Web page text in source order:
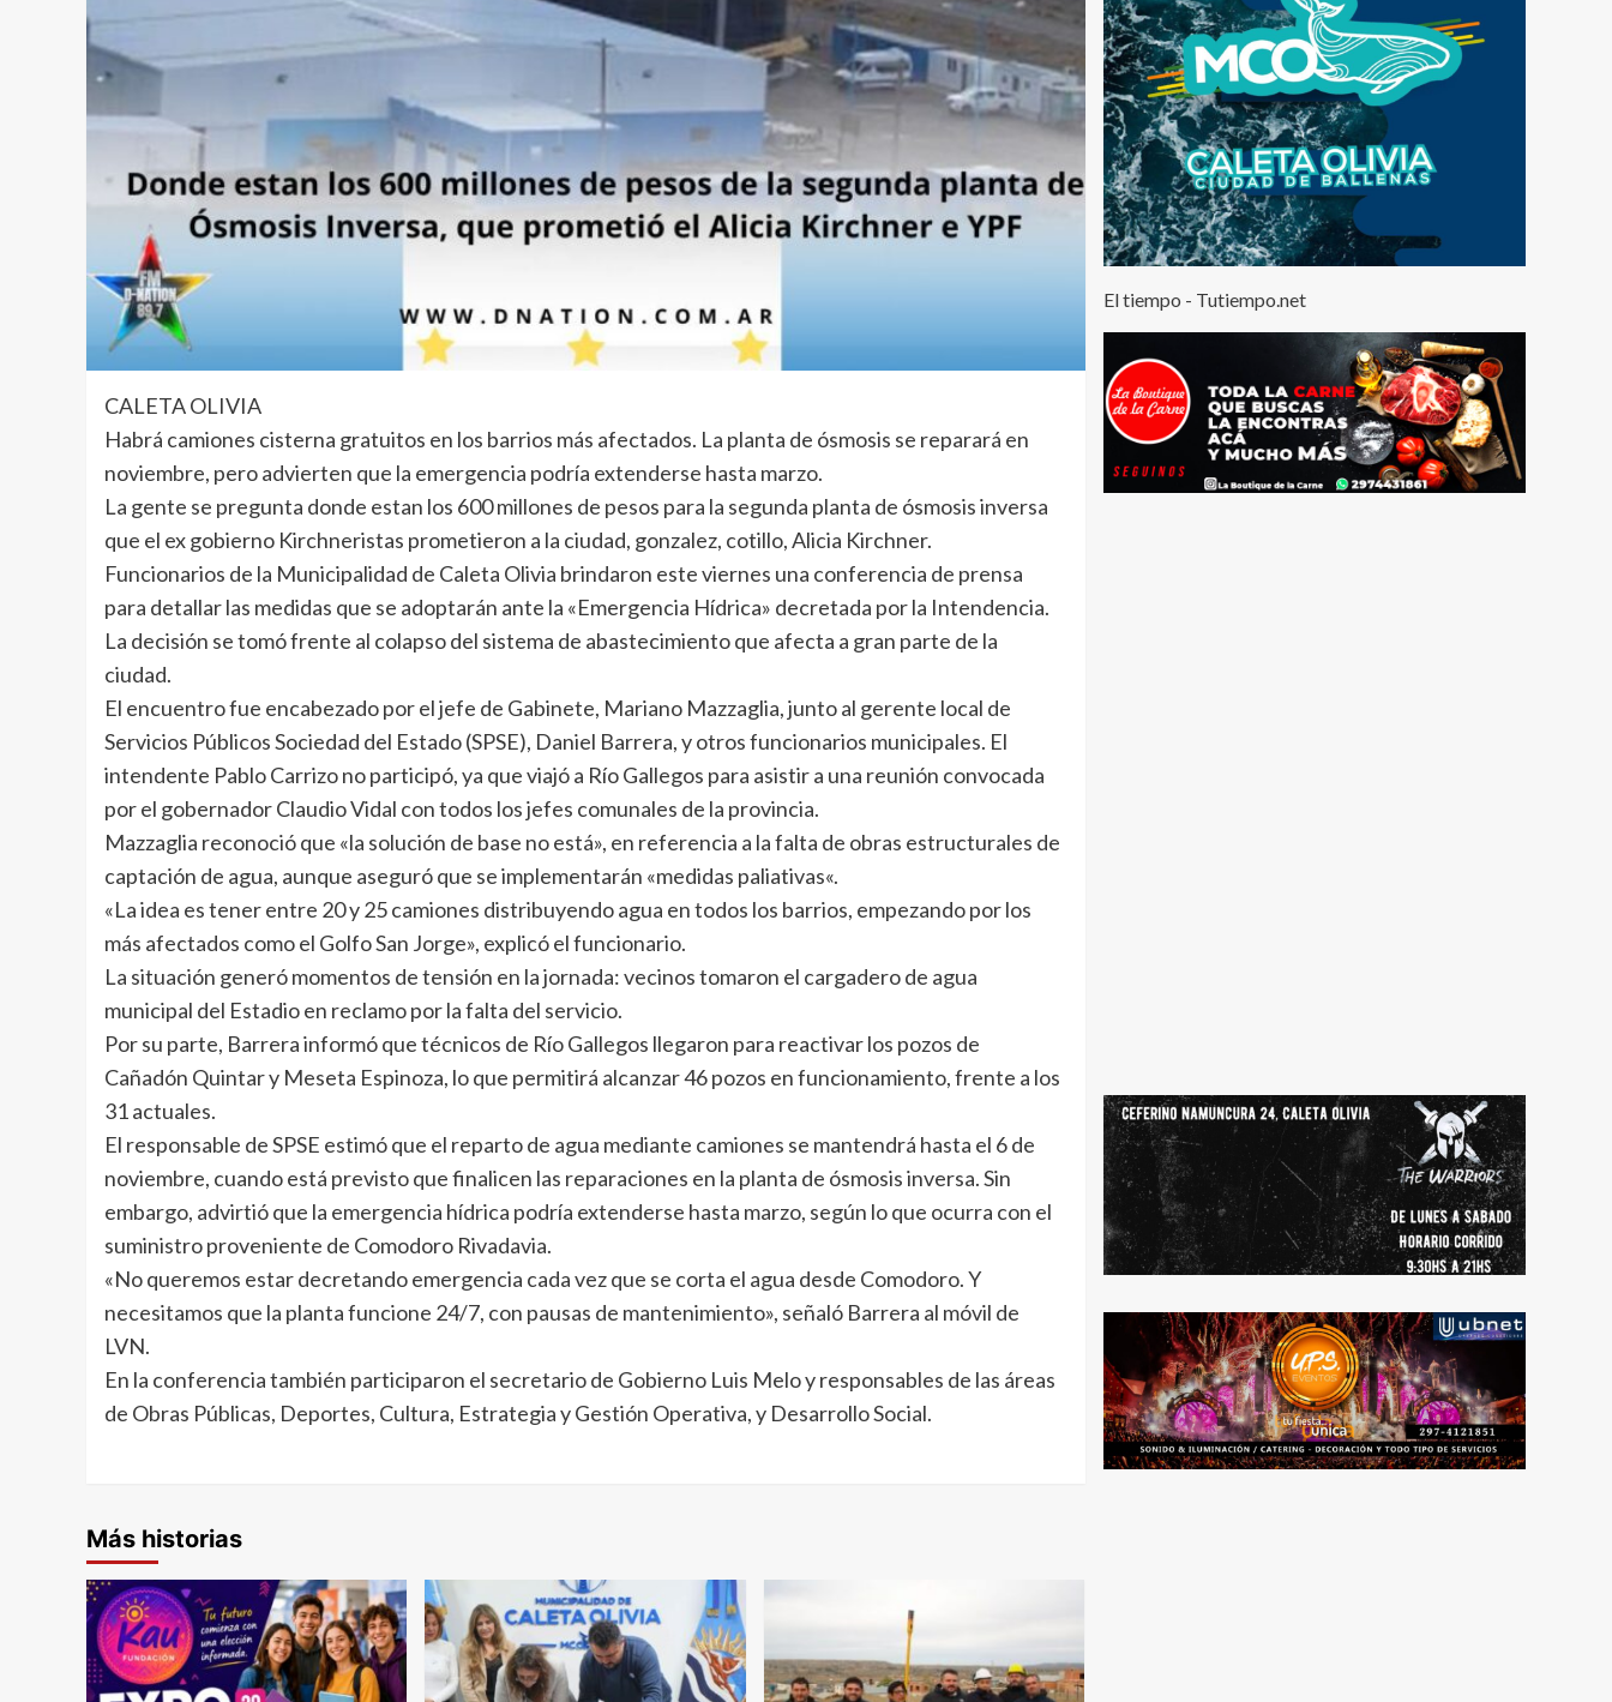
CALETA OLIVIA
Habrá camiones cisterna gratuitos en los barrios más afectados. La planta de ósmosis se reparará en
noviembre, pero advierten que la emergencia podría extenderse hasta marzo.
La gente se pregunta donde estan los 600 millones de pesos para la segunda planta de ósmosis inversa
que el ex gobierno Kirchneristas prometieron a la ciudad, gonzalez, cotillo, Alicia Kirchner.
Funcionarios de la Municipalidad de Caleta Olivia brindaron este viernes una conferencia de prensa
para detallar las medidas que se adoptarán ante la «Emergencia Hídrica» decretada por la Intendencia.
La decisión se tomó frente al colapso del sistema de abastecimiento que afecta a gran parte de la
ciudad.
El encuentro fue encabezado por el jefe de Gabinete, Mariano Mazzaglia, junto al gerente local de
Servicios Públicos Sociedad del Estado (SPSE), Daniel Barrera, y otros funcionarios municipales. El
intendente Pablo Carrizo no participó, ya que viajó a Río Gallegos para asistir a una reunión convocada
por el gobernador Claudio Vidal con todos los jefes comunales de la provincia.
Mazzaglia reconoció que «la solución de base no está», en referencia a la falta de obras estructurales de
captación de agua, aunque aseguró que se implementarán «medidas paliativas«.
«La idea es tener entre 20 y 25 camiones distribuyendo agua en todos los barrios, empezando por los
más afectados como el Golfo San Jorge», explicó el funcionario.
La situación generó momentos de tensión en la jornada: vecinos tomaron el cargadero de agua
municipal del Estadio en reclamo por la falta del servicio.
Por su parte, Barrera informó que técnicos de Río Gallegos llegaron para reactivar los pozos de
Cañadón Quintar y Meseta Espinoza, lo que permitirá alcanzar 46 pozos en funcionamiento, frente a los
31 actuales.
El responsable de SPSE estimó que el reparto de agua mediante camiones se mantendrá hasta el 6 de
noviembre, cuando está previsto que finalicen las reparaciones en la planta de ósmosis inversa. Sin
embargo, advirtió que la emergencia hídrica podría extenderse hasta marzo, según lo que ocurra con el
suministro proveniente de Comodoro Rivadavia.
«No queremos estar decretando emergencia cada vez que se corta el agua desde Comodoro. Y
necesitamos que la planta funcione 24/7, con pausas de mantenimiento», señaló Barrera al móvil de
LVN.
En la conferencia también participaron el secretario de Gobierno Luis Melo y responsables de las áreas
de Obras Públicas, Deportes, Cultura, Estrategia y Gestión Operativa, y Desarrollo Social.
Más historias
El tiempo - Tutiempo.net